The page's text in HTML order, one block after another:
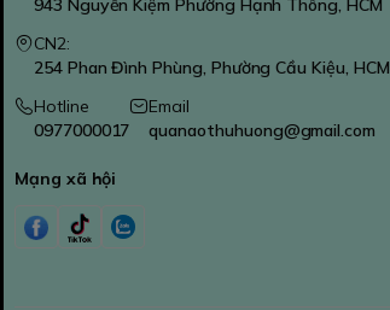
943 Nguyễn Kiệm Phường Hạnh Thông, HCM
CN2:
254 Phan Đình Phùng, Phường Cầu Kiệu, HCM
Hotline
0977000017
Email
quanaothuhuong@gmail.com
Mạng xã hội